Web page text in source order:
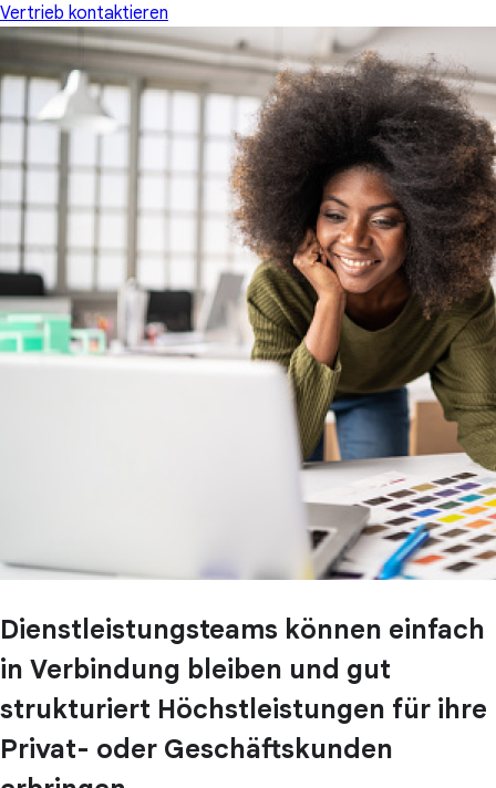
Vertrieb kontaktieren
Dienstleistungsteams können einfach
in Verbindung bleiben und gut
strukturiert Höchstleistungen für ihre
Privat- oder Geschäftskunden